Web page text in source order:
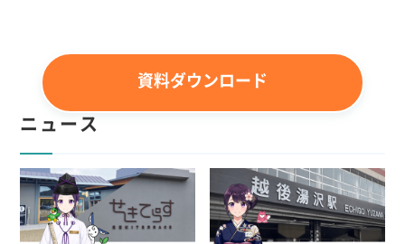
資料ダウンロード
ニュース